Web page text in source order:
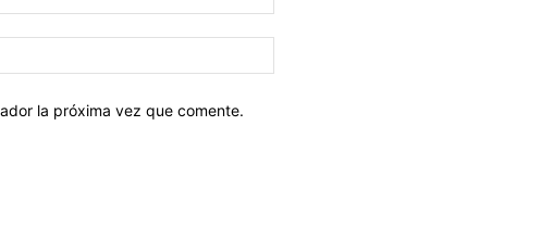
la próxima vez que comente.